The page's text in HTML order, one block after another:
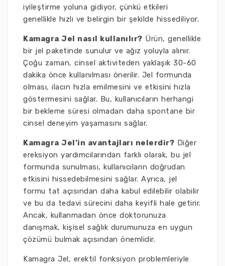
iyileştirme yoluna gidiyor, çünkü etkileri
genellikle hızlı ve belirgin bir şekilde hissediliyor.
Kamagra Jel nasıl kullanılır? Ürün, genellikle
bir jel paketinde sunulur ve ağız yoluyla alınır.
Çoğu zaman, cinsel aktiviteden yaklaşık 30-60
dakika önce kullanılması önerilir. Jel formunda
olması, ilacın hızla emilmesini ve etkisini hızla
göstermesini sağlar. Bu, kullanıcıların herhangi
bir bekleme süresi olmadan daha spontane bir
cinsel deneyim yaşamasını sağlar.
Kamagra Jel’in avantajları nelerdir? Diğer
ereksiyon yardımcılarından farklı olarak, bu jel
formunda sunulması, kullanıcıların doğrudan
etkisini hissedebilmesini sağlar. Ayrıca, jel
formu tat açısından daha kabul edilebilir olabilir
ve bu da tedavi sürecini daha keyifli hale getirir.
Ancak, kullanmadan önce doktorunuza
danışmak, kişisel sağlık durumunuza en uygun
çözümü bulmak açısından önemlidir.
Kamagra Jel, erektil fonksiyon problemleriyle